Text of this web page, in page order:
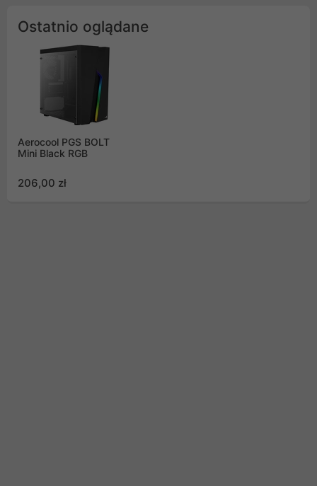
Ostatnio oglądane
Aerocool PGS BOLT
Mini Black RGB
206,00 zł